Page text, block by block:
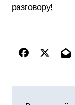
разговору!